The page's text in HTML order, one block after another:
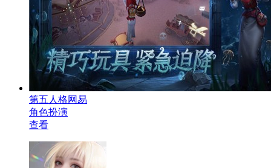
第五人格网易
角色扮演
查看